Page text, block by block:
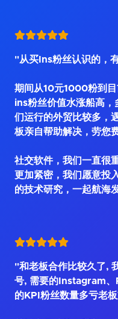
"从买Ins粉丝认识的，
期间从10元1000粉到
ins粉丝价值水涨船高，
们运行的外贸比较多，
板亲自帮助解决，劳您
社交软件，我们一直很
更加紧密，我们愿意投
的技术研究，一起航海
"和老板合作比较久了,
号, 需要的Instagram
的KPI粉丝数量多亏老